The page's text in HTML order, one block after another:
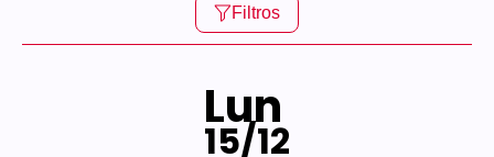
Filtros
Lun
15/12